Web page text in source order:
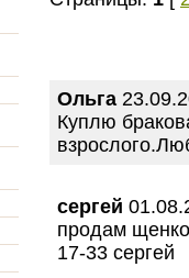
Ольга
Куплю
сергей
продам
17-33 сергей